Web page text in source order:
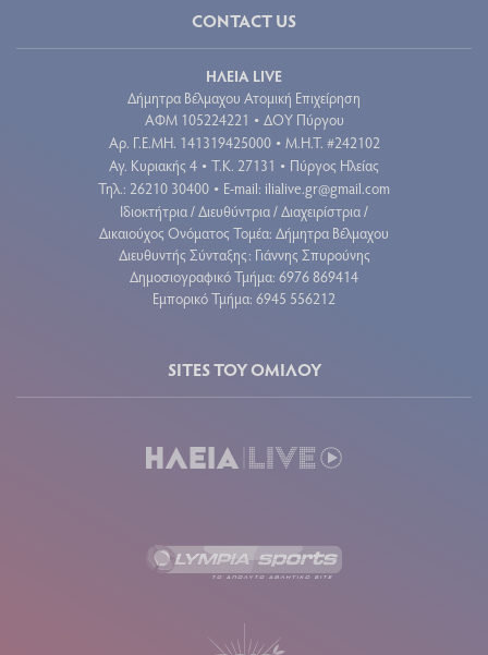
CONTACT US
ΗΛΕΙΑ LIVE
Δήμητρα Βέλμαχου Ατομική Επιχείρηση
ΑΦΜ 105224221 • ΔΟΥ Πύργου
Aρ. Γ.Ε.ΜΗ. 141319425000 • Μ.Η.Τ. #242102
Αγ. Κυριακής 4 • Τ.Κ. 27131 • Πύργος Ηλείας
Τηλ.: 26210 30400 • E-mail: ilialive.gr@gmail.com
Ιδιοκτήτρια / Διευθύντρια / Διαχειρίστρια /
Δικαιούχος Ονόματος Τομέα: Δήμητρα Βέλμαχου
Διευθυντής Σύνταξης: Γιάννης Σπυρούνης
Δημοσιογραφικό Τμήμα: 6976 869414
Εμπορικό Τμήμα: 6945 556212
SITES ΤΟΥ ΟΜΙΛΟΥ